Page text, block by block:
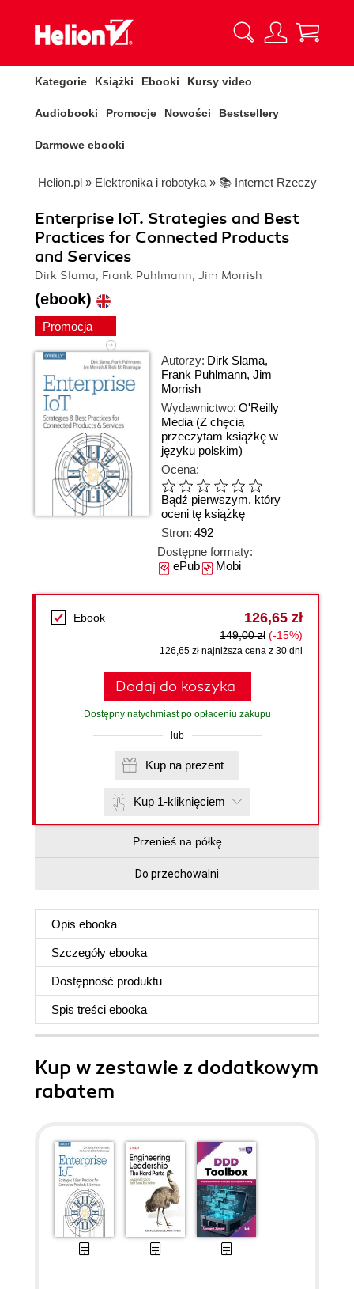
Kategorie Książki Ebooki Kursy video
Audiobooki Promocje Nowości Bestsellery
Darmowe ebooki
Helion.pl » Elektronika i robotyka » 📚 Internet Rzeczy
Enterprise IoT. Strategies and Best
Practices for Connected Products
and Services
Dirk Slama, Frank Puhlmann, Jim Morrish
(ebook)
Promocja
Autorzy: Dirk Slama,
Frank Puhlmann, Jim
Morrish
Wydawnictwo: O'Reilly
Media (Z chęcią
przeczytam książkę w
języku polskim)
Ocena:
Bądź pierwszym, który
oceni tę książkę
Stron: 492
Dostępne formaty:
ePubMobi
Ebook 126,65 zł
149,00 zł (-15%)
126,65 zł najniższa cena z 30 dni
Dodaj do koszyka
Dostępny natychmiast po opłaceniu zakupu
lub
Kup na prezent
Kup 1-kliknięciem
Przenieś na półkę
Do przechowalni
Opis ebooka
Szczegóły ebooka
Dostępność produktu
Spis treści ebooka
Kup w zestawie z dodatkowym
rabatem